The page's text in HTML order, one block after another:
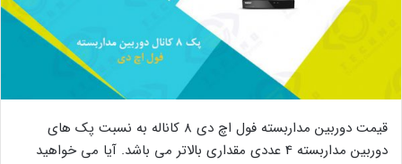
قیمت دوربین مداربسته فول اچ دی 8 کاناله به نسبت پک های
دوربین مداربسته 4 عددی مقداری بالاتر می باشد. آیا می خواهید